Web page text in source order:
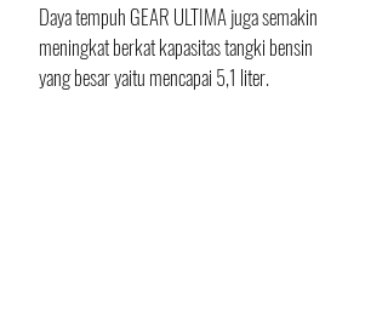
Daya tempuh GEAR ULTIMA juga semakin
meningkat berkat kapasitas tangki bensin
yang besar yaitu mencapai 5,1 liter.